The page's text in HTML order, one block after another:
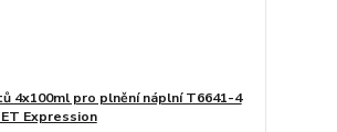
4x100ml pro plnění náplní T6641-4
ET Expression